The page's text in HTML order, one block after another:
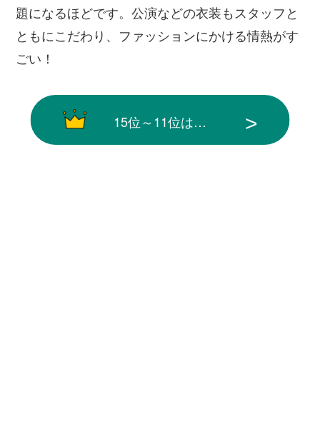
題になるほどです。公演などの衣装もスタッフと
ともにこだわり、ファッションにかける情熱がす
ごい！
15位～11位は…